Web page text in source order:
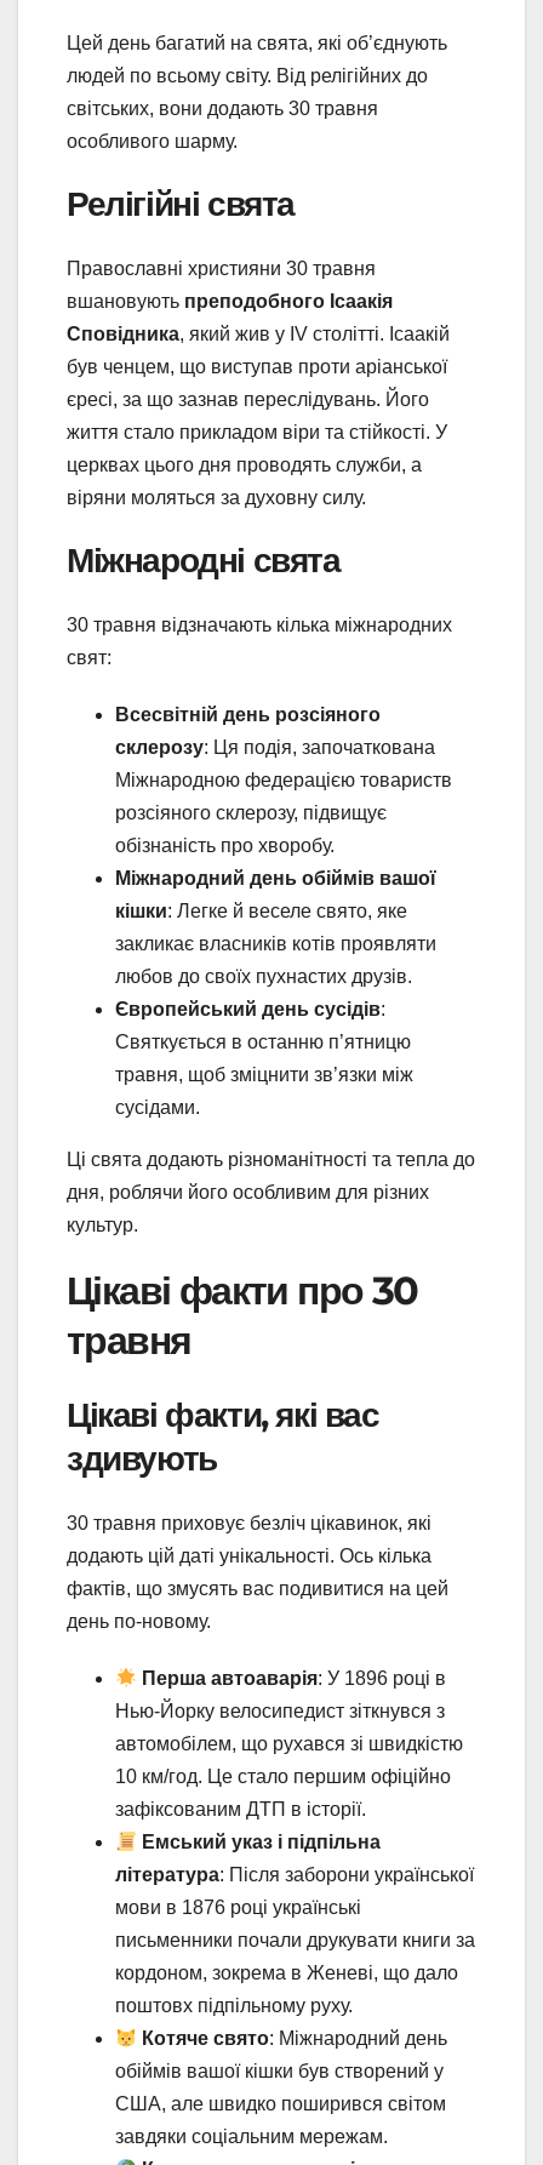
Цей день багатий на свята, які об’єднують
людей по всьому світу. Від релігійних до
світських, вони додають 30 травня
особливого шарму.
Релігійні свята
Православні християни 30 травня
вшановують преподобного Ісаакія
Сповідника, який жив у IV столітті. Ісаакій
був ченцем, що виступав проти аріанської
єресі, за що зазнав переслідувань. Його
життя стало прикладом віри та стійкості. У
церквах цього дня проводять служби, а
віряни моляться за духовну силу.
Міжнародні свята
30 травня відзначають кілька міжнародних
свят:
Всесвітній день розсіяного
склерозу: Ця подія, започаткована
Міжнародною федерацією товариств
розсіяного склерозу, підвищує
обізнаність про хворобу.
Міжнародний день обіймів вашої
кішки: Легке й веселе свято, яке
закликає власників котів проявляти
любов до своїх пухнастих друзів.
Європейський день сусідів:
Святкується в останню п’ятницю
травня, щоб зміцнити зв’язки між
сусідами.
Ці свята додають різноманітності та тепла до
дня, роблячи його особливим для різних
культур.
Цікаві факти про 30
травня
Цікаві факти, які вас
здивують
30 травня приховує безліч цікавинок, які
додають цій даті унікальності. Ось кілька
фактів, що змусять вас подивитися на цей
день по-новому.
Перша автоаварія: У 1896 році в
Нью-Йорку велосипедист зіткнувся з
автомобілем, що рухався зі швидкістю
10 км/год. Це стало першим офіційно
зафіксованим ДТП в історії.
Емський указ і підпільна
література: Після заборони української
мови в 1876 році українські
письменники почали друкувати книги за
кордоном, зокрема в Женеві, що дало
поштовх підпільному руху.
Котяче свято: Міжнародний день
обіймів вашої кішки був створений у
США, але швидко поширився світом
завдяки соціальним мережам.